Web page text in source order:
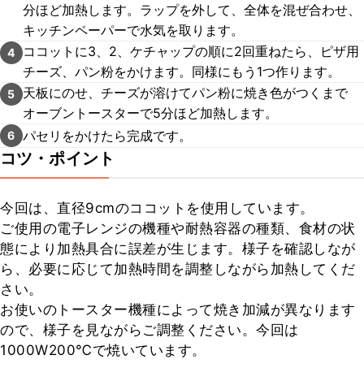
分ほど加熱します。ラップを外して、全体を混ぜ合わせ、
キッチンペーパーで水気を取ります。
4
ココットに3、2、ケチャップの順に2回重ねたら、ピザ用
チーズ、パン粉をかけます。同様にもう1つ作ります。
5
天板にのせ、チーズが溶けてパン粉に焼き色がつくまで
オーブントースターで5分ほど加熱します。
6 パセリをかけたら完成です。
コツ・ポイント
今回は、直径9cmのココットを使用しています。
ご使用の電子レンジの機種や耐熱容器の種類、食材の状
態により加熱具合に誤差が生じます。様子を確認しなが
ら、必要に応じて加熱時間を調整しながら加熱してくだ
さい。
お使いのトースター機種によって焼き加減が異なります
ので、様子を見ながらご調整ください。今回は
1000W200℃で焼いています。